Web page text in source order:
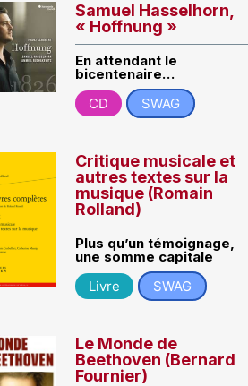
Samuel Hasselhorn,
« Hoffnung »
En attendant le
bicentenaire…
CD
SWAG
Critique musicale et
autres textes sur la
musique (Romain
Rolland)
Plus qu’un témoignage,
une somme capitale
Livre
SWAG
Le Monde de
Beethoven (Bernard
Fournier)